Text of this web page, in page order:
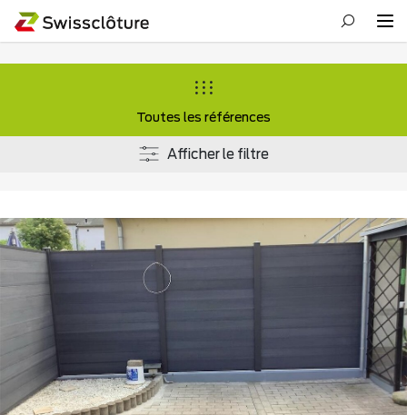
Toutes les références
Afficher le filtre